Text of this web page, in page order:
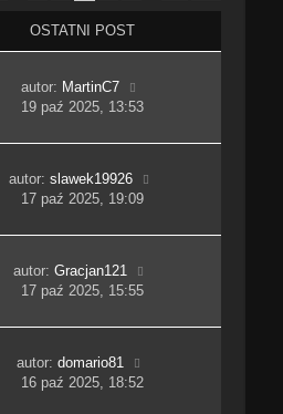
OSTATNI POST
autor: MartinC7
19 paź 2025, 13:53
autor: slawek19926
17 paź 2025, 19:09
autor:Gracjan121
17 paź 2025, 15:55
autor:domario81
16 paź 2025, 18:52